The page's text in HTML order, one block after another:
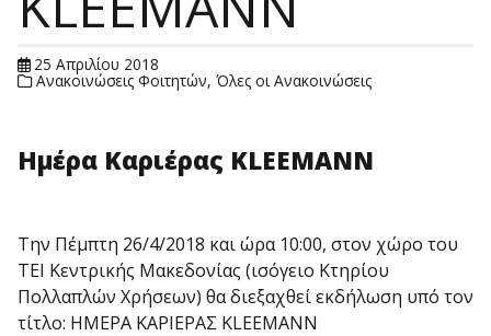
25 Απριλίου 2018
Ανακοινώσεις Φοιτητών,Όλες οι Ανακοινώσεις
Ημέρα Καριέρας KLEEMANN
Την Πέμπτη 26/4/2018 και ώρα 10:00, στον χώρο του
ΤΕΙ Κεντρικής Μακεδονίας (ισόγειο Κτηρίου
Πολλαπλών Χρήσεων) θα διεξαχθεί εκδήλωση υπό τον
τίτλο: ΗΜΕΡΑ ΚΑΡΙΕΡΑΣ KLEEMANN